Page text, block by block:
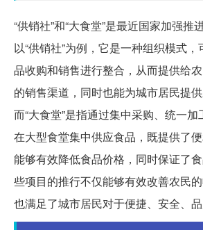
“供销社”和“大食堂”是最近国家加强推
以“供销社”为例，它是一种组织模式
品收购和销售进行整合，从而提供给
的销售渠道，同时也能为城市居民提供
而“大食堂”是指通过集中采购、统一加
在大型食堂集中供应食品，既提供了
能够有效降低食品价格，同时保证了
些项目的推行不仅能够有效改善农民
也满足了城市居民对于便捷、安全、品